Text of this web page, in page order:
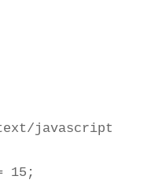
javascript">
15;